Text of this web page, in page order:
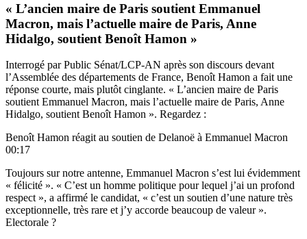
« L’ancien maire de Paris soutient Emmanuel
Macron, mais l’actuelle maire de Paris, Anne
Hidalgo, soutient Benoît Hamon »
Interrogé par Public Sénat/LCP-AN après son discours devant
l’Assemblée des départements de France, Benoît Hamon a fait une
réponse courte, mais plutôt cinglante. « L’ancien maire de Paris
soutient Emmanuel Macron, mais l’actuelle maire de Paris, Anne
Hidalgo, soutient Benoît Hamon ». Regardez :
Benoît Hamon réagit au soutien de Delanoë à Emmanuel Macron
00:17
Toujours sur notre antenne, Emmanuel Macron s’est lui évidemment
« félicité ». « C’est un homme politique pour lequel j’ai un profond
respect », a affirmé le candidat, « c’est un soutien d’une nature très
exceptionnelle, très rare et j’y accorde beaucoup de valeur ».
Electorale ?